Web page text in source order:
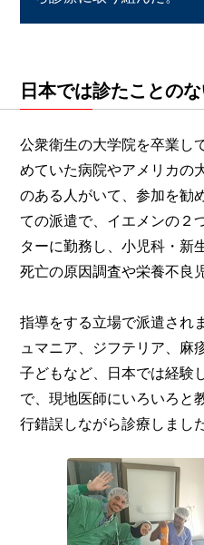
日本では診たことの
公衆衛生の大学院を卒業し
めていた病院やアメリカの
のある人がいて、参加を勧
ての派遣で、イエメンの２
ターに勤務し、小児科・新
死亡の原因調査や栄養不良
指導をする立場で派遣され
ュマニア、ジフテリア、麻
子どもなど、日本では経験
で、現地医師にいろいろと
行錯誤しながら診療しました